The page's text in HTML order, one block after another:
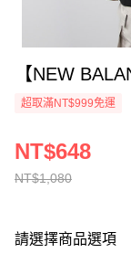
【NEW
超取滿NT$999免運
NT$1,080
NT$648
請選擇商品選項